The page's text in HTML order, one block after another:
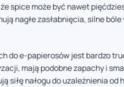
spice może być nawet
nagłe zasłabnięcia, silne
do e-papierosów jest bardzo
mają podobne zapachy i
siłę nałogu do uzależnienia